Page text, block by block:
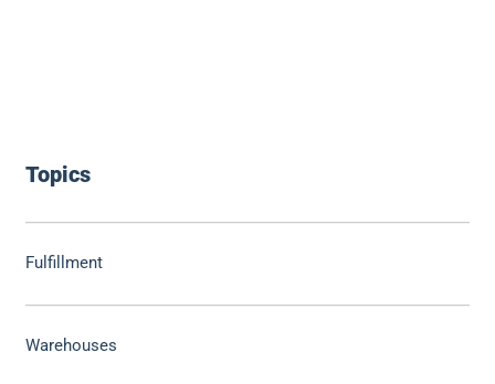
Topics
Fulfillment
Warehouses